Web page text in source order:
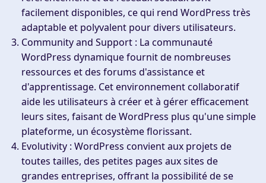
facilement disponibles, ce qui rend WordPress très
adaptable et polyvalent pour divers utilisateurs.
Community and Support : La communauté
WordPress dynamique fournit de nombreuses
ressources et des forums d'assistance et
d'apprentissage. Cet environnement collaboratif
aide les utilisateurs à créer et à gérer efficacement
leurs sites, faisant de WordPress plus qu'une simple
plateforme, un écosystème florissant.
Evolutivity : WordPress convient aux projets de
toutes tailles, des petites pages aux sites de
grandes entreprises, offrant la possibilité de se